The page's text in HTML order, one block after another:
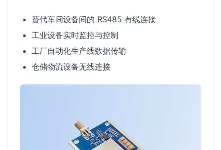
替代车间设备间的 RS485 有线连接
工业设备实时监控与控制
工厂自动化生产线数据传输
仓储物流设备无线连接